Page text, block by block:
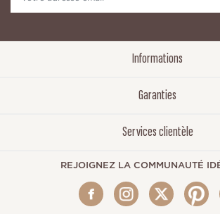
Informations
Garanties
Services clientèle
REJOIGNEZ LA COMMUNAUTÉ